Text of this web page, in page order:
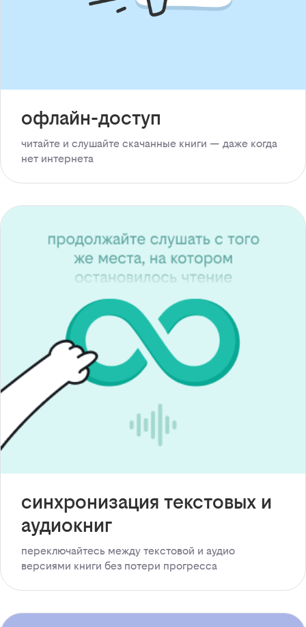
офлайн-доступ
читайте и слушайте скачанные книги — даже когда
нет интернета
синхронизация текстовых и
аудиокниг
переключайтесь между текстовой и аудио
версиями книги без потери прогресса